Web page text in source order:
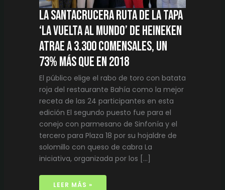
La santacrucera ruta de la tapa
‘La Vuelta al Mundo’ de Heineken
atrae a 3.300 comensales, un
73% más que en 2018
El público elige el rabo de toro con batata
roja del restaurante Bahía como la mejor
receta de las 24 participantes en esta
edición El segundo puesto fue para el
conejo con parmesano de Sinfonía y el
tercero para Plaza 18 por su hojaldre de
solomillo con queso de cabra La
iniciativa, organizada por los […]
EN
2018
LEER MÁS »